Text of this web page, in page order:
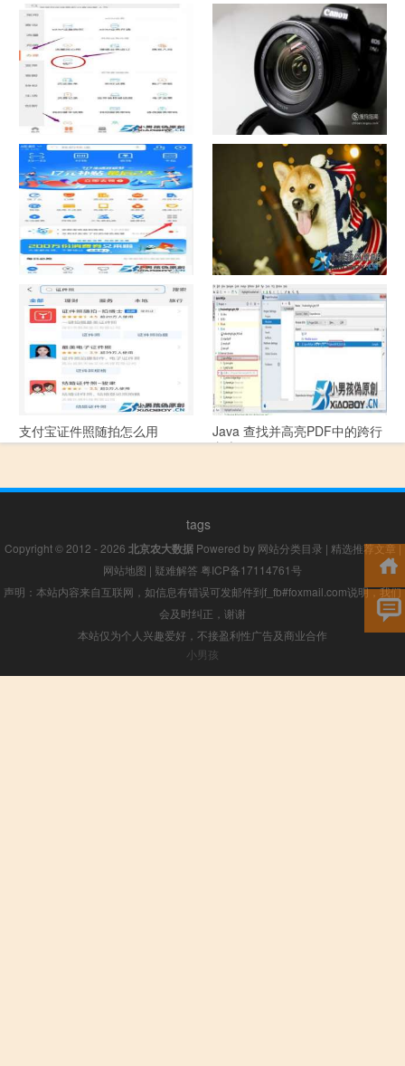
如何看认识QQ好友具体多少天
了
战网怎么修改昵称？
中国联通手机营业厅销户操作
指引
摄影作品的欣赏方法
支付宝怎么拍违章挣钱？
宠物定位器app开发可以解决哪
些问题？
支付宝证件照随拍怎么用
Java 查找并高亮PDF中的跨行
文本
tags
Copyright © 2012 - 2026 北京农大数据Powered by 网站分类目录 | 精选推荐文章|
网站地图 | 疑难解答 粤ICP备17114761号
声明：本站内容来自互联网，如信息有错误可发邮件到f_fb#foxmail.com说明，我们
会及时纠正，谢谢
本站仅为个人兴趣爱好，不接盈利性广告及商业合作
小男孩